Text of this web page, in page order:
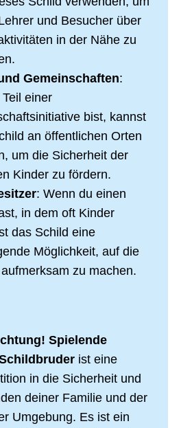
und Besucher über
in der Nähe zu
Gemeinschaften:
einer
bist, kannst
an öffentlichen Orten
um die Sicherheit der
Kinder zu fördern.
: Wenn du einen
in dem oft Kinder
das Schild eine
Möglichkeit, auf die
zu machen.
Spielende
ist eine
in die Sicherheit und
deiner Familie und der
Umgebung. Es ist ein